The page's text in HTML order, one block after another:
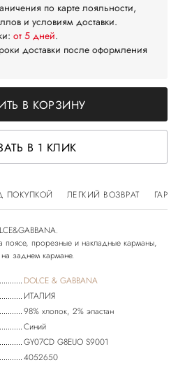
по карте лояльности,
и условиям доставки.
от 5 дней.
доставки после оформления
В КОРЗИНУ
В 1 КЛИК
ПОКУПКОЙ ЛЕГКИЙ ВОЗВРАТ
поясе, прорезные и накладные карманы,
заднем кармане.
DOLCE & GABBANA
ИТАЛИЯ
98% хлопок, 2% эластан
Синий
GY07CD G8EUO S9001
4052650